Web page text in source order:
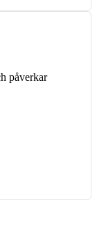
påverkar